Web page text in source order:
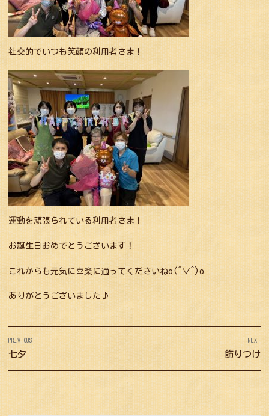
社交的でいつも笑顔の利用者さま！
運動を頑張られている利用者さま！
お誕生日おめでとうございます！
これからも元気に喜楽に通ってくださいねo(^▽^)o
ありがとうございました♪
投
稿
ナ
ビ
ゲ
PREVIOUS
Previous
post:
七夕
NEXT
Next
post:
飾りつけ